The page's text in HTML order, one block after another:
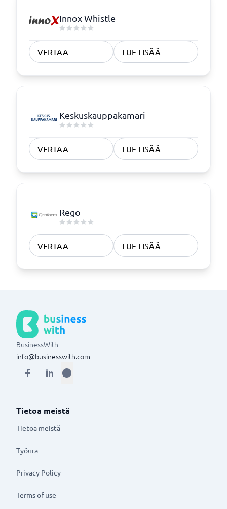
Innox Whistle
VERTAA LUE LISÄÄ
Keskuskauppakamari
VERTAA LUE LISÄÄ
Rego
VERTAA LUE LISÄÄ
BusinessWith
info@businesswith.com
Tietoa meistä
Tietoa meistä
Työura
Privacy Policy
Terms of use